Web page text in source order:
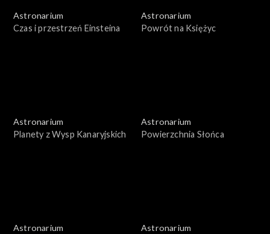
Astronarium
Czas i przestrzeń Einsteina
Astronarium
Powrót na Księżyc
Astronarium
Planety z Wysp Kanaryjskich
Astronarium
Powierzchnia Słońca
Astronarium
Astronarium